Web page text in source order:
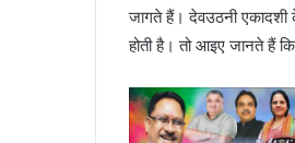
जागते हैं। देवउठनी एकादशी के
होती है। तो आइए जानते हैं